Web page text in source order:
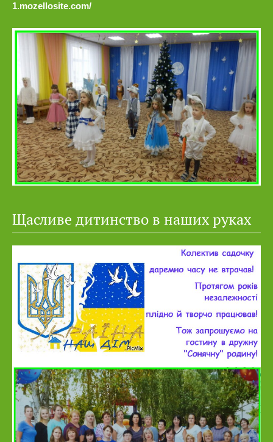
1.mozellosite.com/
Щасливе дитинство в наших руках